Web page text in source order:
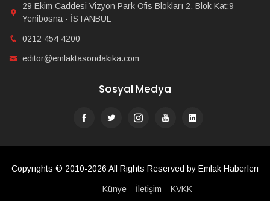
29 Ekim Caddesi Vizyon Park Ofis Blokları 2. Blok Kat:9
Yenibosna - İSTANBUL
0212 454 4200
editor@emlaktasondakika.com
Sosyal Medya
Copyrights © 2010-2026 All Rights Reserved by Emlak Haberleri
Künye İletişim KVKK